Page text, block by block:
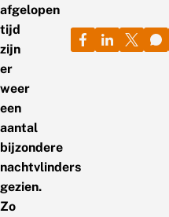
afgelopen
tijd
zijn
er
weer
een
aantal
bijzondere
nachtvlinders
gezien.
Zo